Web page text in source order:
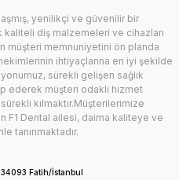
yenilikçi ve güvenilir bir
diş malzemeleri ve cihazları
müşteri memnuniyetini ön planda
ihtiyaçlarına en iyi şekilde
sürekli gelişen sağlık
ederek müşteri odaklı hizmet
kılmaktır.Müşterilerimize
F1 Dental ailesi, daima kaliteye ve
tanınmaktadır.
Fatih/İstanbul